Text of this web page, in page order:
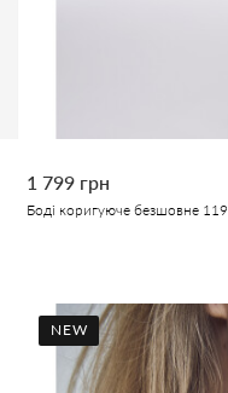
1 799 грн
Боді коригуюче безшовне 119
NEW